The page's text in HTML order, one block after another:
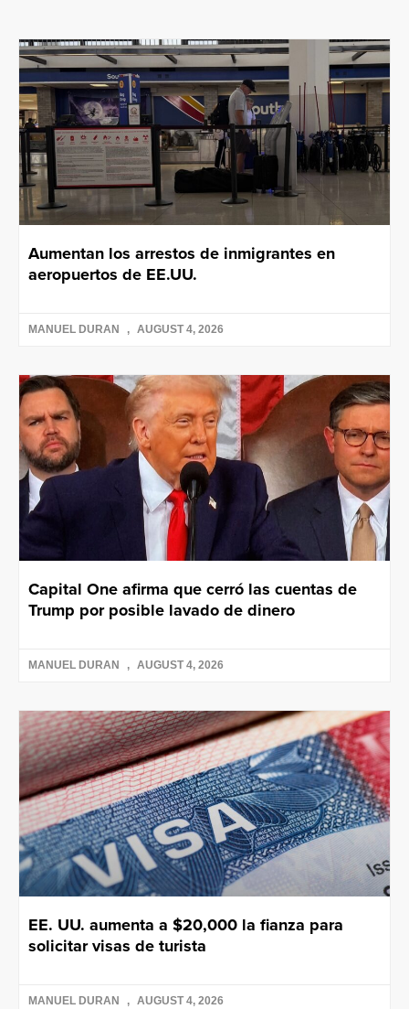
Aumentan los arrestos de inmigrantes en
aeropuertos de EE.UU.
MANUEL DURAN AUGUST 4, 2026
Capital One afirma que cerró las cuentas de
Trump por posible lavado de dinero
MANUEL DURAN AUGUST 4, 2026
EE. UU. aumenta a $20,000 la fianza para
solicitar visas de turista
MANUEL DURAN AUGUST 4, 2026